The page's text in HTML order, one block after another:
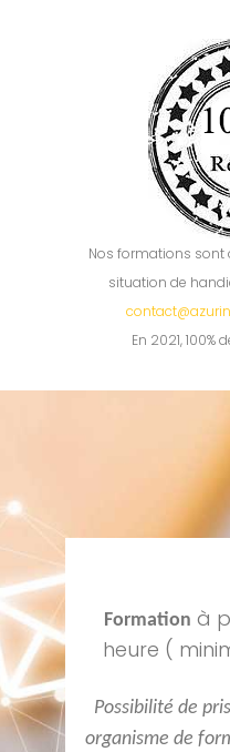
Nos formations sont
situation de
En 2021,
Formation à
heure (
Possibilité de
organisme de